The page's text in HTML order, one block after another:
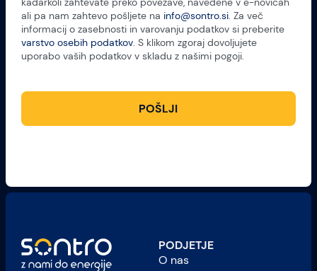
ali pa nam zahtevo pošljete na info@sontro.si. Za več
informacij o zasebnosti in varovanju podatkov si preberite
varstvo osebih podatkov. S klikom zgoraj dovoljujete
uporabo vaših podatkov v skladu z našimi pogoji.
POŠLJI
PODJETJE
O nas